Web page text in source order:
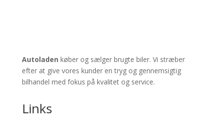
Autoladen køber og sælger brugte biler. Vi stræber
efter at give vores kunder en tryg og gennemsigtig
bilhandel med fokus på kvalitet og service.
Links